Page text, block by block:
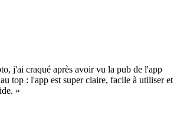
j'ai craqué après avoir vu la pub de l'app
top : l'app est super claire, facile à utiliser et
»